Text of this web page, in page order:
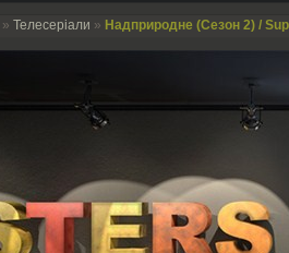
» Телесеріали » Надприродне (Сезон 2) /